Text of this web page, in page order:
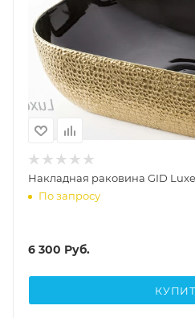
Накладная раковина GID Luxe
По запросу
6 300 Руб.